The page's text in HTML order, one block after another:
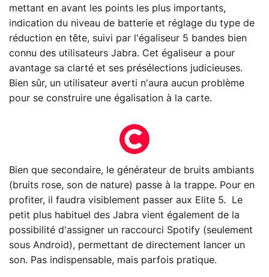
mettant en avant les points les plus importants,
indication du niveau de batterie et réglage du type de
réduction en tête, suivi par l'égaliseur 5 bandes bien
connu des utilisateurs Jabra. Cet égaliseur a pour
avantage sa clarté et ses présélections judicieuses.
Bien sûr, un utilisateur averti n'aura aucun problème
pour se construire une égalisation à la carte.
Bien que secondaire, le générateur de bruits ambiants
(bruits rose, son de nature) passe à la trappe. Pour en
profiter, il faudra visiblement passer aux Elite 5. Le
petit plus habituel des Jabra vient également de la
possibilité d'assigner un raccourci Spotify (seulement
sous Android), permettant de directement lancer un
son. Pas indispensable, mais parfois pratique.